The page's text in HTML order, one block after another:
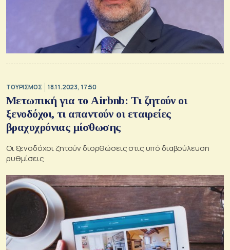
ΤΟΥΡΙΣΜΟΣ 18.11.2023, 17:50
Μετωπική για το Airbnb: Τι ζητούν οι
ξενοδόχοι, τι απαντούν οι εταιρείες
βραχυχρόνιας μίσθωσης
Οι ξενοδόχοι ζητούν διορθώσεις στις υπό διαβούλευση
ρυθμίσεις